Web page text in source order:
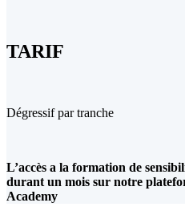
TARIF
Dégressif par tranche
L’accès a la formation de
durant un mois sur notre
Academy